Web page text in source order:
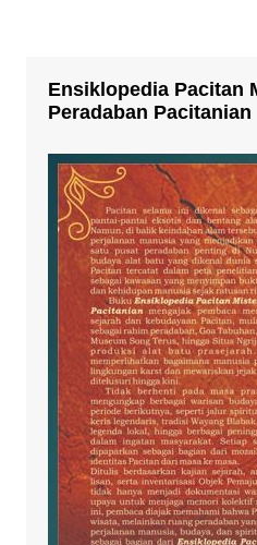
Ensiklopedia Pacitan
Peradaban Pacitanian